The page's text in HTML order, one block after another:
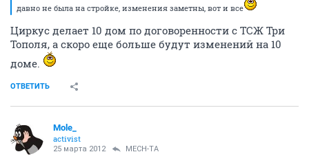
давно не была на стройке, изменения заметны, вот и все
Циркус делает 10 дом по договоренности с ТСЖ Три
Тополя, а скоро еще больше будут изменений на 10
доме.
ОТВЕТИТЬ
Mole_
activist
25 марта 2012 MECH-TA